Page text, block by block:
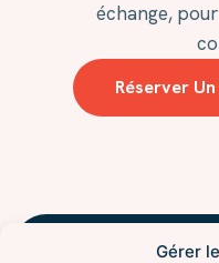
Gérer
échange,
Réserver